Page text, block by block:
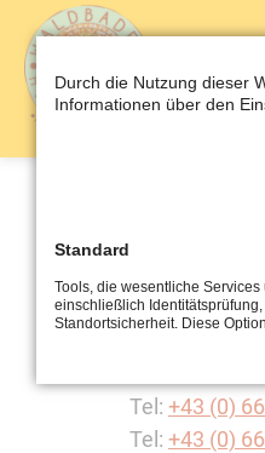
5231
Tel: +43 (0)
Tel: +43 (0)
Durch die Nutzung dieser
Informationen über den
Standard
Tools, die wesentliche
einschließlich
Standortsicherheit. Diese